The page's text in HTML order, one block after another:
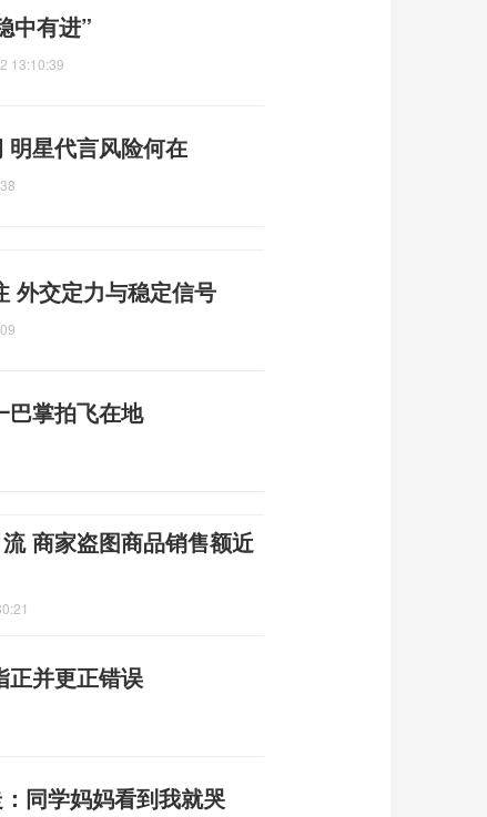
中有进”
13:10:39
明星代言风险何在
外交定力与稳定信号
巴掌拍飞在地
商家盗图商品销售额近
正并更正错误
同学妈妈看到我就哭